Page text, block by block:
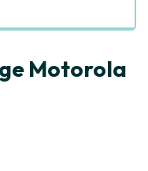
Motorola